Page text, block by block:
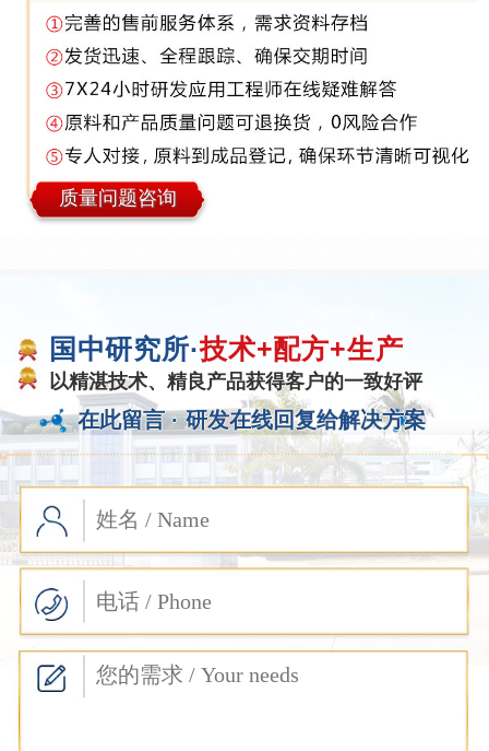
质量问题咨询
国中研究所·技术+配方+生产
以精湛技术、精良产品获得客户的一致好评
在此留言 · 研发在线回复给解决方案